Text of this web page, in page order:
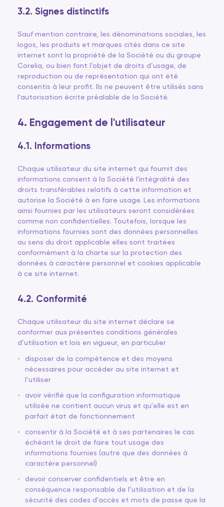
3.2. Signes distinctifs
Sauf mention contraire, les dénominations sociales, les
logos, les produits et marques cités dans ce site
internet sont la propriété de la Société ou du groupe
Corelia, ou bien font l’objet de droits d’usage, de
reproduction ou de représentation qui ont été
consentis à leur profit. Ils ne peuvent être utilisés sans
l'autorisation écrite préalable de la Société.
4. Engagement de l'utilisateur
4.1. Informations
Chaque utilisateur du site internet qui fournit des
informations consent à la Société l'intégralité des
droits transférables relatifs à cette information et
autorise la Société à en faire usage. Les informations
ainsi fournies par les utilisateurs seront considérées
comme non confidentielles. Toutefois, lorsque les
informations fournies sont des données personnelles
au sens du droit applicable elles sont traitées
conformément à la charte sur la protection des
données à caractère personnel et cookies applicable
à ce site internet.
4.2. Conformité
Chaque utilisateur du site internet déclare se
conformer aux présentes conditions générales
d’utilisation et lois en vigueur, en particulier
disposer de la compétence et des moyens
nécessaires pour accéder au site internet et
l’utiliser
avoir vérifié que la configuration informatique
utilisée ne contient aucun virus et qu'elle est en
parfait état de fonctionnement
consentir à la Société et à ses partenaires le cas
échéant le droit de faire tout usage des
informations fournies (autre que des données à
caractère personnel)
devoir conserver confidentiels et être en
conséquence responsable de l’utilisation et de la
sécurité des codes d'accès et mots de passe que la